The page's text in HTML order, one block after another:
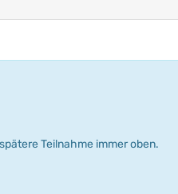
Teilnahme immer oben.